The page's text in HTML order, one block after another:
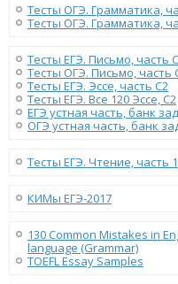
Тесты ОГЭ. Грамматика,
Тесты ОГЭ. Грамматика,
Тесты ЕГЭ. Письмо, часть
Тесты ОГЭ. Письмо, часть
Тесты ЕГЭ. Эссе, часть C2
Тесты ЕГЭ. Все 120 Эссе, C2
ЕГЭ устная часть, банк
ОГЭ устная часть, банк
Тесты ЕГЭ. Чтение, часть 1
КИМы ЕГЭ-2017
130 Сommon Mistakes in
language (Grammar)
TOEFL Essay Samples